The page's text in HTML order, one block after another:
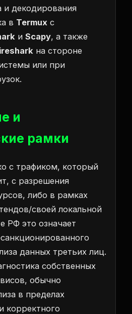
и декодирования
в Termux с
и Scapy, а также
на стороне
или при
и
рамки
с трафиком, который
с разрешения
либо в рамках
своей локальной
РФ это означает
данных третьих лиц.
собственных
обычно
в пределах
корректного